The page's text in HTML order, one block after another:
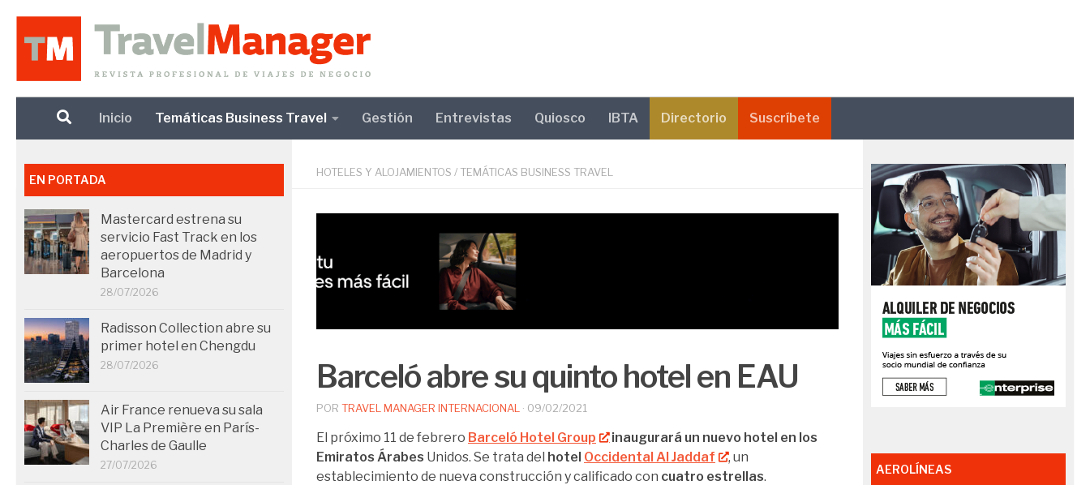
Debajo del contenido
Inicio Temáticas Business Travel Gestión Entrevistas Quiosco IBTA Directorio Suscríbete
HOTELES Y ALOJAMIENTOS / TEMÁTICAS BUSINESS TRAVEL
Barceló abre su quinto hotel en EAU
POR TRAVEL MANAGER INTERNACIONAL · 09/02/2021
El próximo 11 de febrero Barceló Hotel Group
inaugurará un nuevo hotel en los
Emiratos Árabes Unidos. Se trata del hotel Occidental Al Jaddaf
, un
establecimiento de nueva construcción y calificado con cuatro estrellas.
EN PORTADA
Mastercard estrena su
servicio Fast Track en los
aeropuertos de Madrid y
Barcelona
28/07/2026
Radisson Collection abre su
primer hotel en Chengdu
28/07/2026
Air France renueva su sala
VIP La Première en París-
Charles de Gaulle
27/07/2026 AEROLÍNEAS